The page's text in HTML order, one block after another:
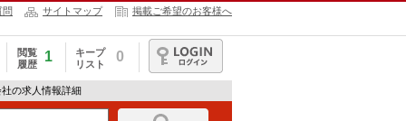
問 サイトマップ 掲載ご希望のお客様へ
閲覧
履歴
1
キープ
リスト
0
ログイン
の求人情報詳細